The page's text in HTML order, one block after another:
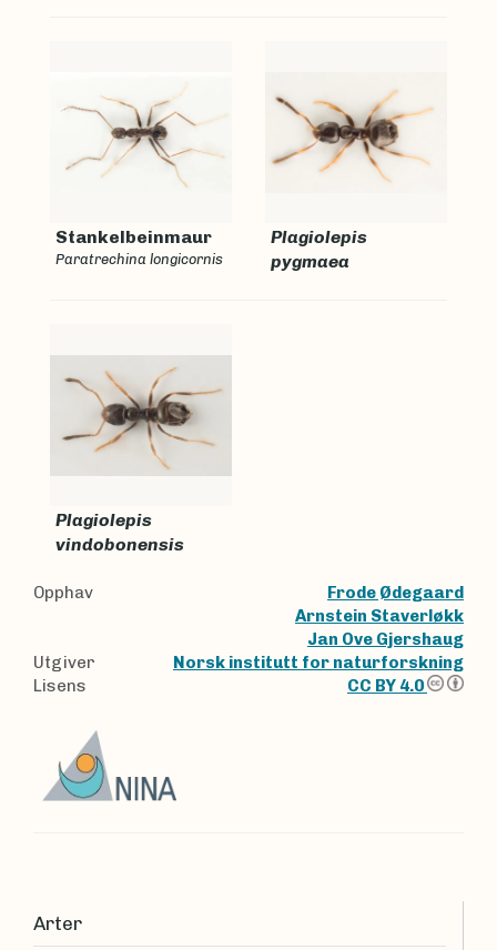
Stankelbeinmaur
Paratrechina longicornis
Plagiolepis
pygmaea
Plagiolepis
vindobonensis
Opphav
Frode Ødegaard
Arnstein Staverløkk
Jan Ove Gjershaug
Utgiver
Norsk institutt for naturforskning
Lisens
CC BY 4.0
Arter